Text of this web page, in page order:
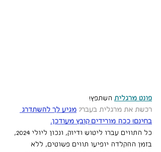
פונט מרגלית השתפץ!
רכשת את מרגלית בעבר? מגיע לך להשתדרג
בחינם! ככה מורידים קובץ מעודכן.
כל התווים עברו ליטוש ודיוק, ונכון ליולי 2024,
בזמן ההקלדה יופיעו תווים פשוטים, ללא